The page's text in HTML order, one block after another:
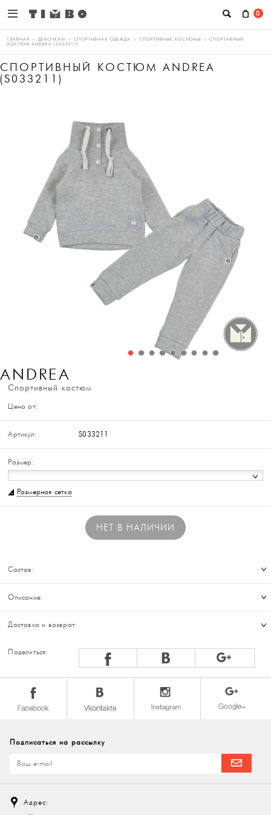
0
ГЛАВНАЯ → ДЕВОЧКАМ → СПОРТИВНАЯ ОДЕЖДА → СПОРТИВНЫЕ КОСТЮМЫ → СПОРТИВНЫЙ
КОСТЮМ ANDREA (S033211)
СПОРТИВНЫЙ КОСТЮМ ANDREA
(S033211)
ANDREA
Спортивный костюм
Цена от:
Артикул: S033211
Размер:
Размерная сетка
НЕТ В НАЛИЧИИ
Состав:
Описание:
Доставка и возврат:
Поделиться:
Подписаться на рассылку
Адрес: